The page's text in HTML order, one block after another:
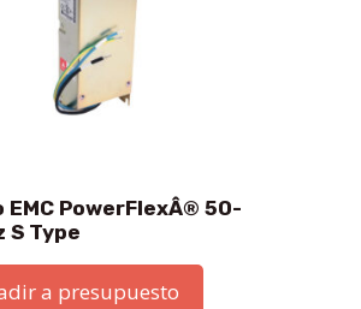
EMC PowerFlexÂ® 50-
S Type
a presupuesto